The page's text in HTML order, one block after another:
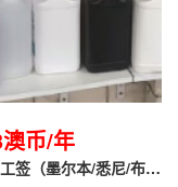
币/年
签（墨尔本/悉尼/布里